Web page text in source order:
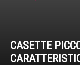
CASETTE